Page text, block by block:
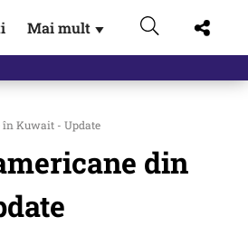
Mai mult ▼
în Kuwait - Update
din